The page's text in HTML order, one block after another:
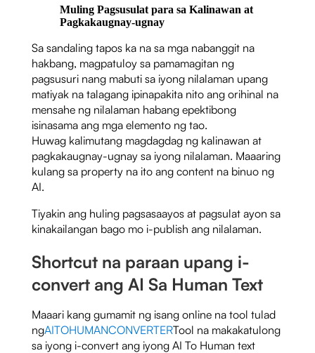
Muling Pagsusulat para sa Kalinawan at
Pagkakaugnay-ugnay
Sa sandaling tapos ka na sa mga nabanggit na
hakbang, magpatuloy sa pamamagitan ng
pagsusuri nang mabuti sa iyong nilalaman upang
matiyak na talagang ipinapakita nito ang orihinal na
mensahe ng nilalaman habang epektibong
isinasama ang mga elemento ng tao.
Huwag kalimutang magdagdag ng kalinawan at
pagkakaugnay-ugnay sa iyong nilalaman. Maaaring
kulang sa property na ito ang content na binuo ng
AI.
Tiyakin ang huling pagsasaayos at pagsulat ayon sa
kinakailangan bago mo i-publish ang nilalaman.
Shortcut na paraan upang i-
convert ang AI Sa Human Text
Maaari kang gumamit ng isang online na tool tulad
ngAITOHUMANCONVERTERTool na makakatulong
sa iyong i-convert ang iyong AI To Human text